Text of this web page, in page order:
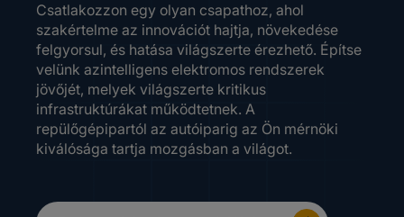
Csatlakozzon egy olyan csapathoz, ahol
szakértelme az innovációt hajtja, növekedése
felgyorsul, és hatása világszerte érezhető. Építse
velünk azintelligens elektromos rendszerek
jövőjét, melyek világszerte kritikus
infrastruktúrákat működtetnek. A
repülőgépipartól az autóiparig az Ön mérnöki
kiválósága tartja mozgásban a világot.